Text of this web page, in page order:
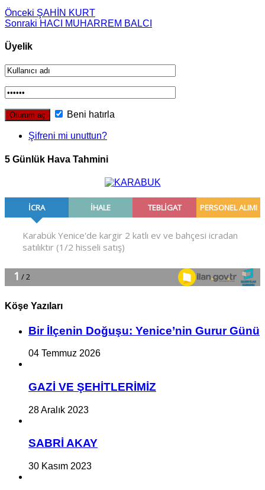
Önceki ŞAHİN KURT
Sonraki HACI MUHARREM BALCI
Üyelik
Beni hatırla
Şifreni mi unuttun?
5 Günlük Hava Tahmini
Köşe Yazıları
Bir İlçe­nin Do­ğu­şu: Ye­ni­ce’nin Gurur Günü
04 Temmuz 2026
GAZİ VE ŞEHİTLERİMİZ
28 Aralık 2023
SABRİ AKAY
30 Kasım 2023